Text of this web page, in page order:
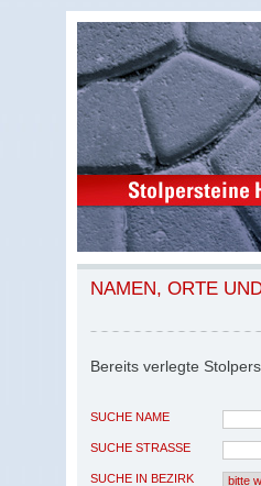
NAMEN, ORTE
Bereits verlegte
SUCHE NAME
SUCHE STRASSE
SUCHE IN BEZIRK